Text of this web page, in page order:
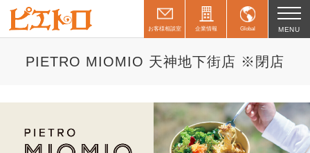
お客様相談室 企業情報 Global MENU
PIETRO MIOMIO 天神地下街店 ※閉店